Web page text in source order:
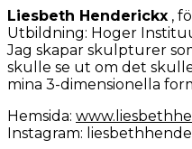
Liesbeth Henderickx ,
Utbildning: Hoger
Jag skapar skulpturer
skulle se ut om det
mina 3-dimensionella
Hemsida:
Instagram: